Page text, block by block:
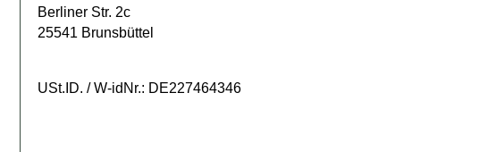
Berliner Str. 2c
25541 Brunsbüttel
USt.ID. / W-idNr.: DE227464346